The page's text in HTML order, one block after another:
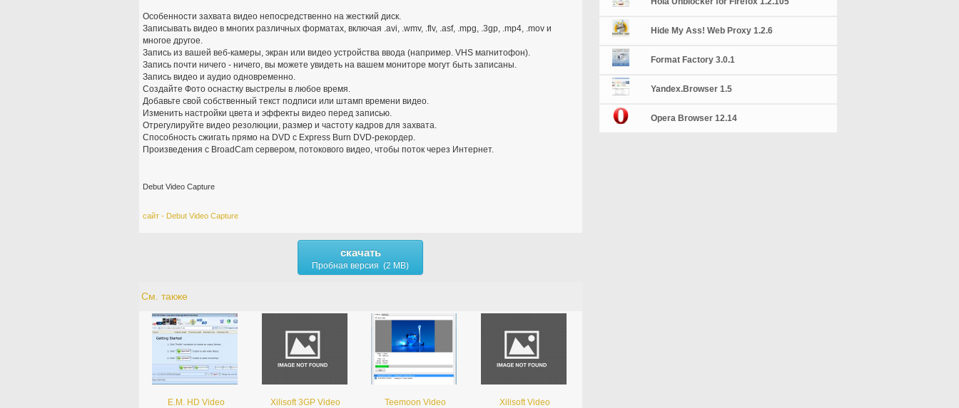
Особенности захвата видео непосредственно на жесткий диск.
Записывать видео в многих различных форматах, включая .avi, .wmv, .flv, .asf, .mpg, .3gp, .mp4, .mov и
многое другое.
Запись из вашей веб-камеры, экран или видео устройства ввода (например. VHS магнитофон).
Запись почти ничего - ничего, вы можете увидеть на вашем мониторе могут быть записаны.
Запись видео и аудио одновременно.
Создайте Фото оснастку выстрелы в любое время.
Добавьте свой собственный текст подписи или штамп времени видео.
Изменить настройки цвета и эффекты видео перед записью.
Отрегулируйте видео резолюции, размер и частоту кадров для захвата.
Способность сжигать прямо на DVD с Express Burn DVD-рекордер.
Произведения с BroadCam сервером, потокового видео, чтобы поток через Интернет.
Debut Video Capture
сайт - Debut Video Capture
скачать
Пробная версия (2 MB)
См. также
E.M. HD Video
Xilisoft 3GP Video
Teemoon Video
Xilisoft Video
Hide My Ass! Web Proxy 1.2.6
Format Factory 3.0.1
Yandex.Browser 1.5
Opera Browser 12.14